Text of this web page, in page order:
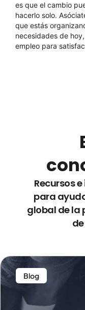
es que el cambio
hacerlo solo.
que estás
necesidades de
empleo para
Recursos
para
global de la
Blog